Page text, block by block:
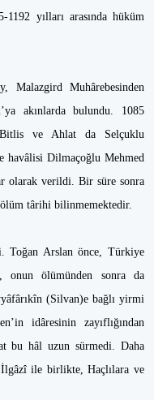
yılları arasında hüküm
Malazgird Muhârebesinden
akınlarda bulundu. 1085
Bitlis ve Ahlat da Selçuklu
havâlisi Dilmaçoğlu Mehmed
olarak verildi. Bir süre sonra
târihi bilinmemektedir.
Toğan Arslan önce, Türkiye
onun ölümünden sonra da
(Silvan)e bağlı yirmi
idâresinin zayıflığından
bu hâl uzun sürmedi. Daha
ile birlikte, Haçlılara ve